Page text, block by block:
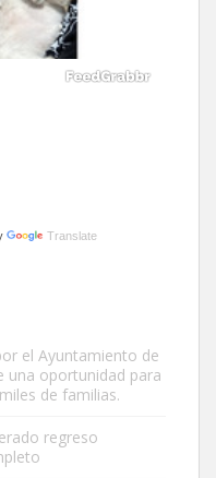
hace menos de un mes,
Translate
el Ayuntamiento de
una oportunidad para
de familias.
regreso